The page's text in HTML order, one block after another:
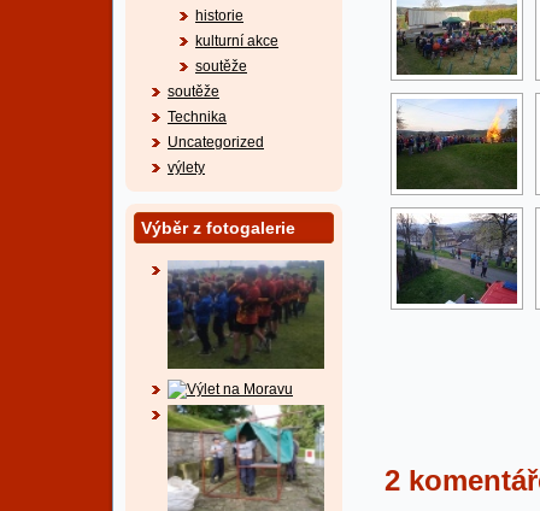
historie
kulturní akce
soutěže
soutěže
Technika
Uncategorized
výlety
Výběr z fotogalerie
2